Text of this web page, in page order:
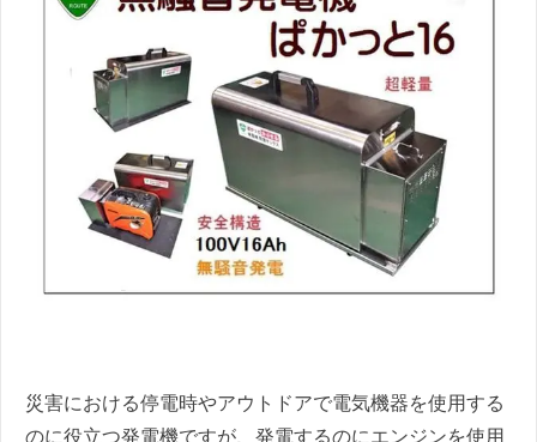
災害における停電時やアウトドアで電気機器を使用する
のに役立つ発電機ですが、発電するのにエンジンを使用